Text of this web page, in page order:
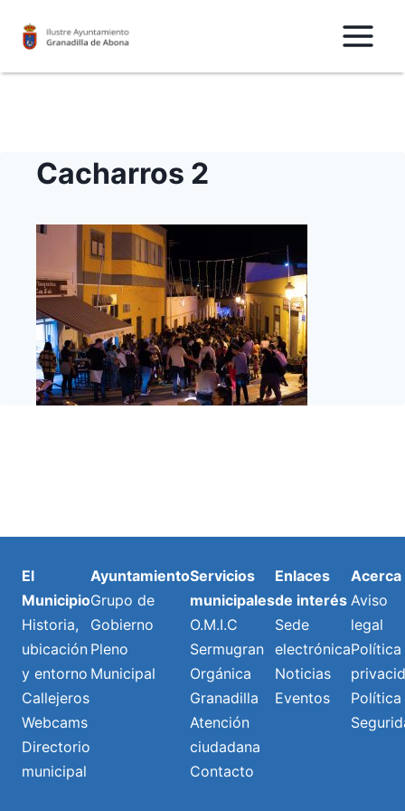
Cacharros 2
El
Municipio
Historia,
ubicación
y entorno
Callejeros
Webcams
Directorio
municipal
Ayuntamiento
Grupo de
Gobierno
Pleno
Municipal
Servicios
municipales
O.M.I.C
Sermugran
Orgánica
Granadilla
Atención
ciudadana
Contacto
Enlaces
de interés
Sede
electrónica
Noticias
Eventos
Acerca
Aviso
legal
Política
Política